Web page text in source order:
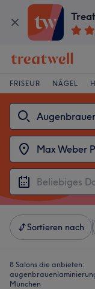
FRISEUR NÄGEL
Sortieren nach
8 Salons die anbieten:
München